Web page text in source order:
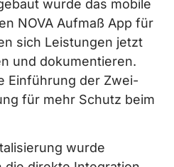
wurde das mobile
NOVA Aufmaß App für
sich Leistungen jetzt
und dokumentieren.
Einführung der Zwei-
für mehr Schutz beim
wurde